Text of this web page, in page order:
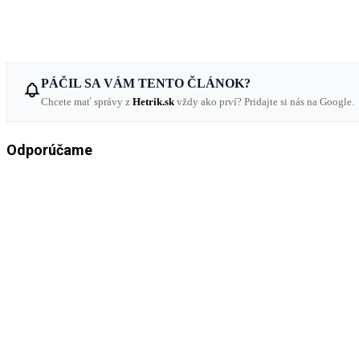
PÁČIL SA VÁM TENTO ČLÁNOK?
Chcete mať správy z Hetrik.sk vždy ako prví? Pridajte si nás na Google.
Odporúčame